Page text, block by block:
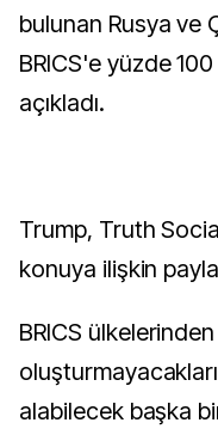
bulunan Rusya ve
BRICS'e yüzde
açıkladı.
Trump, Truth
konuya ilişkin
BRICS
alabilecek başka